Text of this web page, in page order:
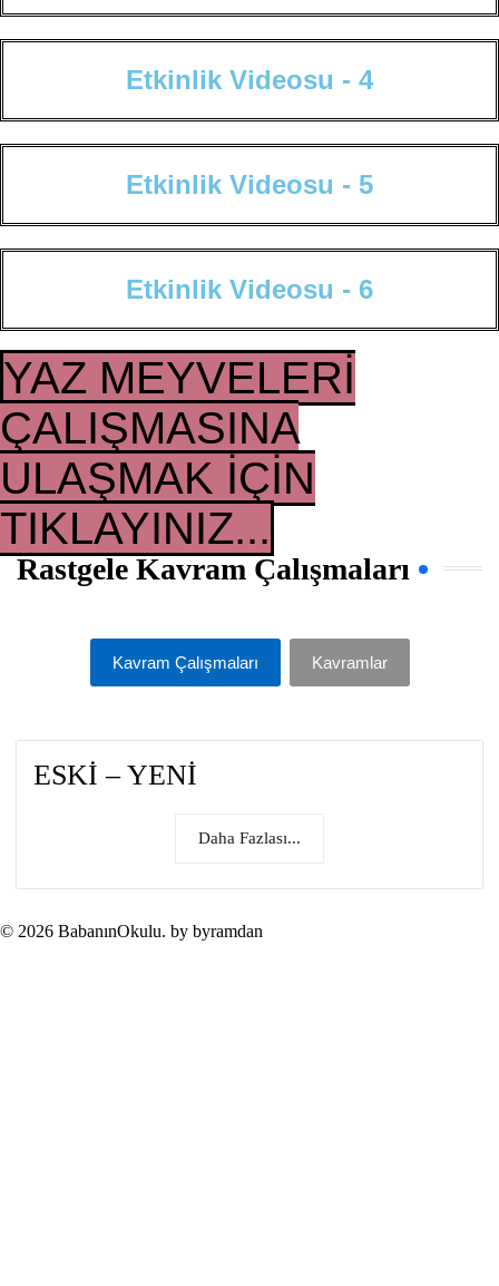
Etkinlik Videosu - 4
Etkinlik Videosu - 5
Etkinlik Videosu - 6
YAZ MEYVELERİ
ÇALIŞMASINA
ULAŞMAK İÇİN
TIKLAYINIZ...
Rastgele Kavram Çalışmaları
Kavram Çalışmaları Kavramlar
ESKİ – YENİ
Daha Fazlası...
© 2026 BabanınOkulu. by byramdan